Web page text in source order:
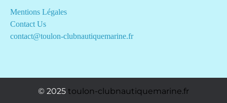
Mentions Légales
Contact Us
contact@toulon-clubnautiquemarine.fr
© 2025 toulon-clubnautiquemarine.fr